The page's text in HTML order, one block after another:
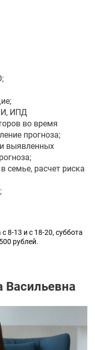
ИПД
во время
прогноза;
выявленных
семье, расчет риска
8-13 и с 18-20, суббота
рублей.
Васильевна